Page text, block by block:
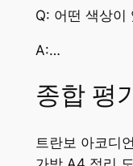
Q: 어떤 색상이
A:…
종합 평
트란보 아코디